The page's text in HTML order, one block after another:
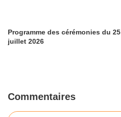
Programme des cérémonies du 25
juillet 2026
Commentaires